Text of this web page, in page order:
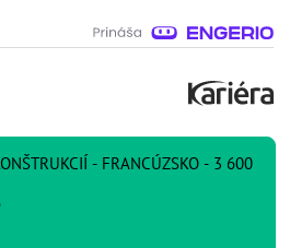
- FRANCÚZSKO - 3 600